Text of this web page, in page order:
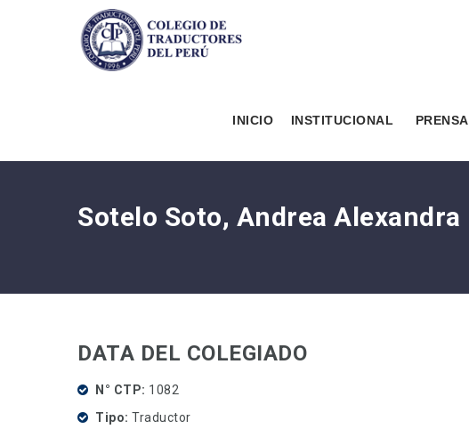
INICIO INSTITUCIONAL PRENSA
Sotelo Soto, Andrea Alexandra
DATA DEL COLEGIADO
N° CTP
1082
Tipo Traductor